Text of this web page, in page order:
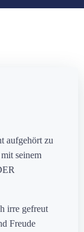
aufgehört zu
seinem
irre gefreut
Freude